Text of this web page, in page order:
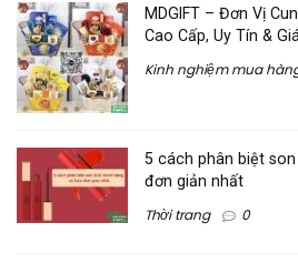
MDGIFT – Đơn Vị
Cao Cấp, Uy Tín &
Kinh nghiệm mua
5 cách phân biệt
đơn giản nhất
Thời trang 0